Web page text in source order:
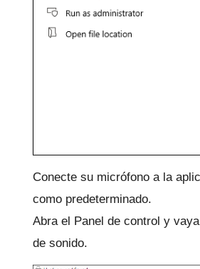
Conecte su micrófono a la
como predeterminado.
Abra el Panel de control y
de sonido.